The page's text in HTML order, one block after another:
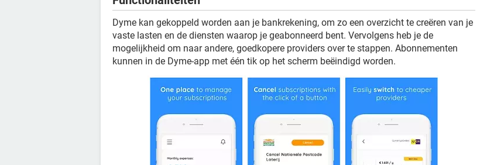
Dyme kan gekoppeld worden aan je bankrekening, om zo een overzicht te creëren van je
vaste lasten en de diensten waarop je geabonneerd bent. Vervolgens heb je de
mogelijkheid om naar andere, goedkopere providers over te stappen. Abonnementen
kunnen in de Dyme-app met één tik op het scherm beëindigd worden.